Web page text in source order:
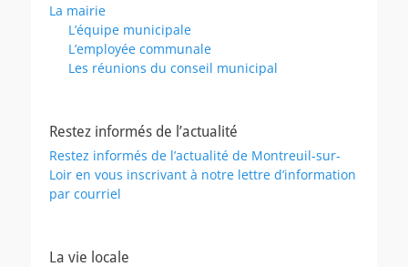
La mairie
L’équipe municipale
L’employée communale
Les réunions du conseil municipal
Restez informés de l’actualité
Restez informés de l’actualité de Montreuil-sur-
Loir en vous inscrivant à notre lettre d’information
par courriel
La vie locale